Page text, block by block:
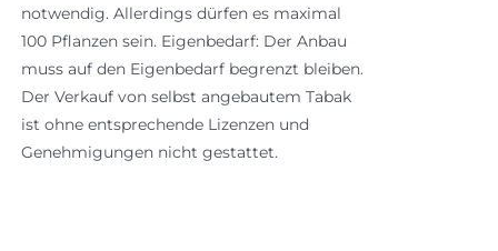
notwendig. Allerdings dürfen es maximal
100 Pflanzen sein. Eigenbedarf: Der Anbau
muss auf den Eigenbedarf begrenzt bleiben.
Der Verkauf von selbst angebautem Tabak
ist ohne entsprechende Lizenzen und
Genehmigungen nicht gestattet.